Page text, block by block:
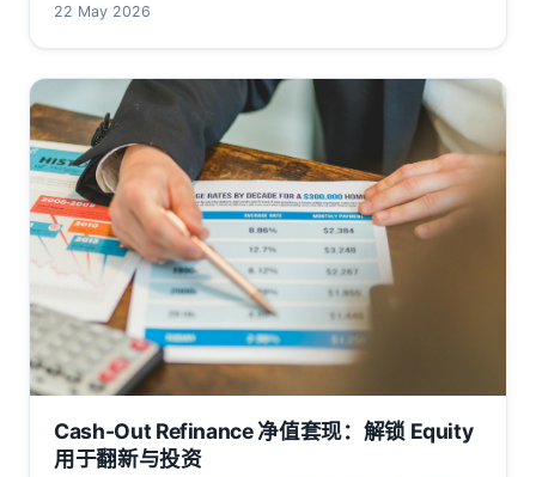
22 May 2026
Cash-Out Refinance 净值套现：解锁 Equity
用于翻新与投资